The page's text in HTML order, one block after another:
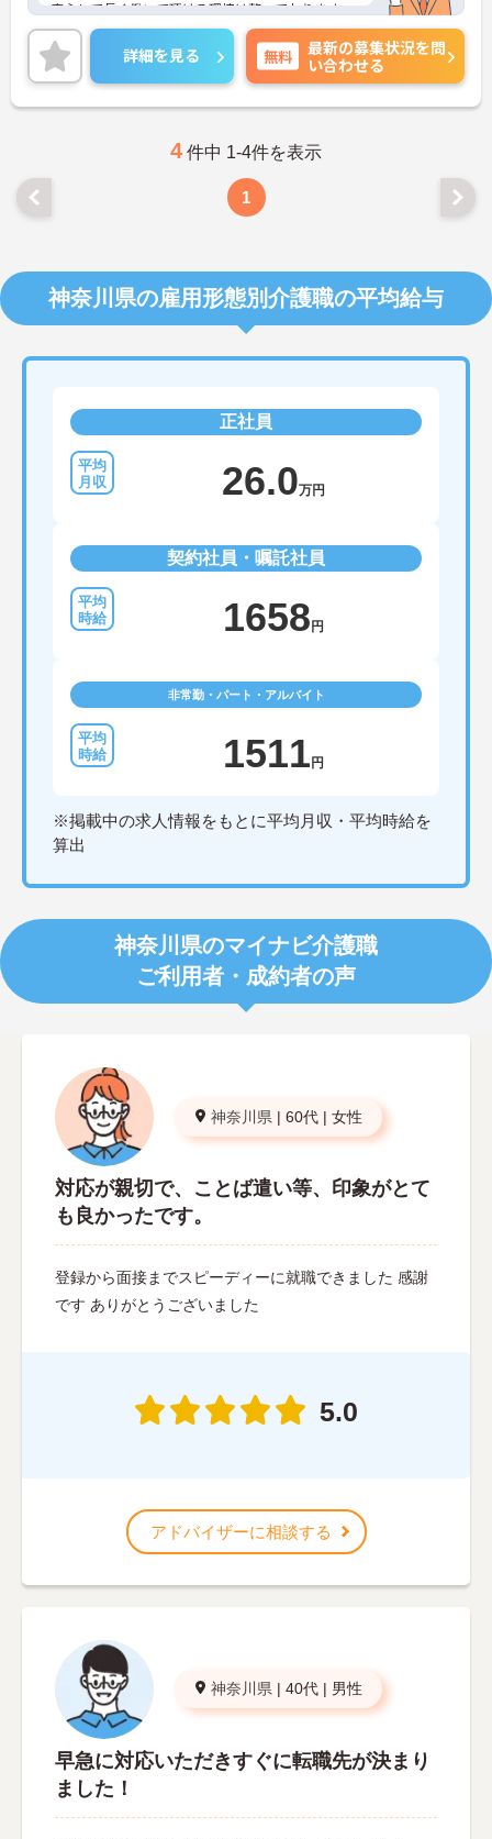
安心して長く働いて頂ける環境は整っております。
また、頑張りがきちんと評価に繋がります。
ご興味のある方はぜひお気軽にお問い合わせくださ
い。
詳細を見る 無料
最新の募集状況を問
い合わせる
4 件中 1-4件を表示
1
神奈川県の雇用形態別介護職の平均給与
正社員
26.0万円
契約社員・嘱託社員
1658 円
非常勤・パート・アルバイト
1511 円
※掲載中の求人情報をもとに平均月収・平均時給を
算出
神奈川県のマイナビ介護職
ご利用者・成約者の声
神奈川県 | 60代 | 女性
対応が親切で、ことば遣い等、印象がとて
も良かったです。
登録から面接までスピーディーに就職できました 感謝
です ありがとうございました
5.0
アドバイザーに相談する
神奈川県 | 40代 | 男性
早急に対応いただきすぐに転職先が決まり
ました！